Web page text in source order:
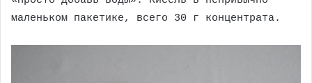
маленьком пакетике, всего 30 г концентрата.